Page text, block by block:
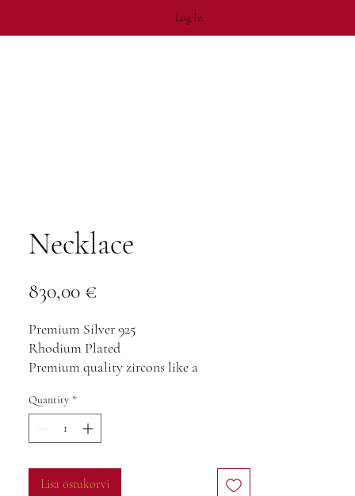
Log In
Necklace
830,00 €
Premium Silver 925
Rhodium Plated
Premium quality zircons like a
Quantity *
Lisa ostukorvi